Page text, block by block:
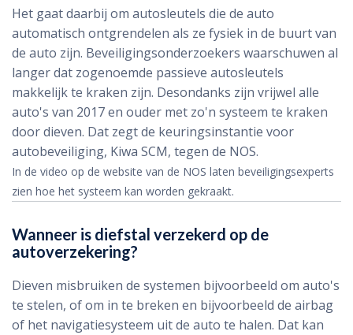
Het gaat daarbij om autosleutels die de auto
automatisch ontgrendelen als ze fysiek in de buurt van
de auto zijn. Beveiligingsonderzoekers waarschuwen al
langer dat zogenoemde passieve autosleutels
makkelijk te kraken zijn. Desondanks zijn vrijwel alle
auto's van 2017 en ouder met zo'n systeem te kraken
door dieven. Dat zegt de keuringsinstantie voor
autobeveiliging, Kiwa SCM, tegen de NOS.
In de video op de website van de NOS laten beveiligingsexperts
zien hoe het systeem kan worden gekraakt.
Wanneer is diefstal verzekerd op de
autoverzekering?
Dieven misbruiken de systemen bijvoorbeeld om auto's
te stelen, of om in te breken en bijvoorbeeld de airbag
of het navigatiesysteem uit de auto te halen. Dat kan